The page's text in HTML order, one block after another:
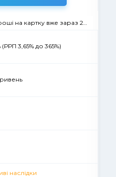
на картку вже зараз 24/7
(РРП 3,65% до 365%)
наслідки